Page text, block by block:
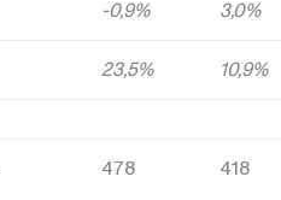
-0,9% 3,0%
23,5% 10,9%
478 418